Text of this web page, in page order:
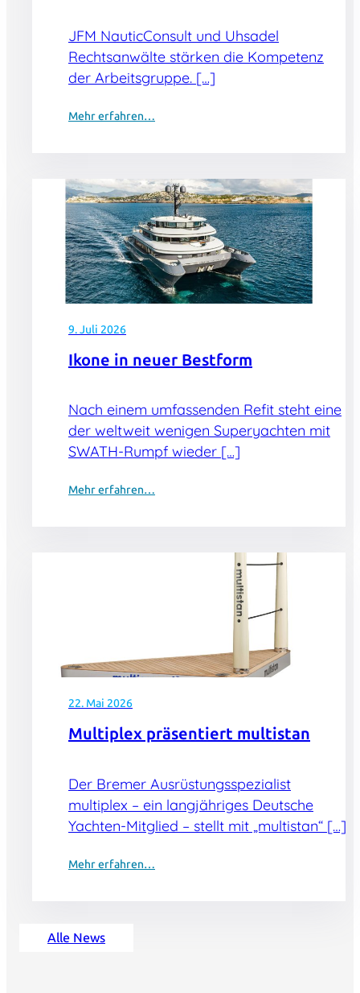
JFM NauticConsult und Uhsadel
Rechtsanwälte stärken die Kompetenz
der Arbeitsgruppe. […]
Mehr erfahren…
9. Juli 2026
Ikone in neuer Bestform
Nach einem umfassenden Refit steht eine
der weltweit wenigen Superyachten mit
SWATH-Rumpf wieder […]
Mehr erfahren…
22. Mai 2026
Multiplex präsentiert multistan
Der Bremer Ausrüstungsspezialist
multiplex – ein langjähriges Deutsche
Yachten-Mitglied – stellt mit „multistan“ […]
Mehr erfahren…
Alle News